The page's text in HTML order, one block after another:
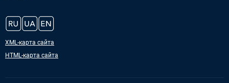
XML-карта сайта
HTML-карта сайта